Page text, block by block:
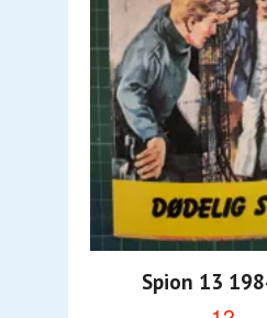
Spion 13